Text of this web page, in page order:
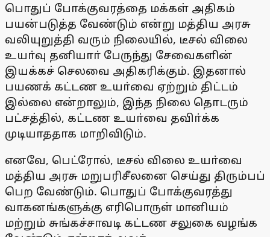
பொதுப் போக்குவரத்தை மக்கள் அதிகம்
பயன்படுத்த வேண்டும் என்று மத்திய அரசு
வலியுறுத்தி வரும் நிலையில், டீசல் விலை
உயா்வு தனியாா் பேருந்து சேவைகளின்
இயக்கச் செலவை அதிகரிக்கும். இதனால்
பயணக் கட்டண உயா்வை ஏற்றும் திட்டம்
இல்லை என்றாலும், இந்த நிலை தொடரும்
பட்சத்தில், கட்டண உயா்வை தவிா்க்க
முடியாததாக மாறிவிடும்.
எனவே, பெட்ரோல், டீசல் விலை உயா்வை
மத்திய அரசு மறுபரிசீலனை செய்து திரும்பப்
பெற வேண்டும். பொதுப் போக்குவரத்து
வாகனங்களுக்கு எரிபொருள் மானியம்
மற்றும் சுங்கச்சாவடி கட்டண சலுகை வழங்க